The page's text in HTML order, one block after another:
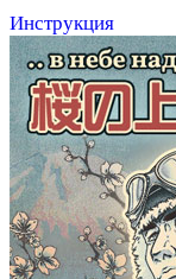
Инструкция